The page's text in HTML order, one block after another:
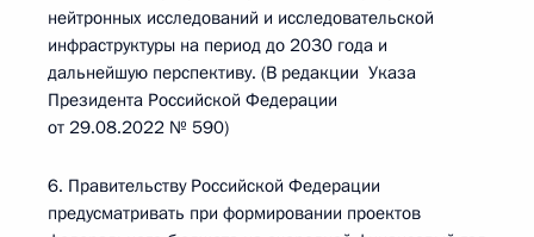
нейтронных исследований и исследовательской
инфраструктуры на период до 2030 года и
дальнейшую перспективу. (В редакции Указа
Президента Российской Федерации
от 29.08.2022 № 590)
6. Правительству Российской Федерации
предусматривать при формировании проектов